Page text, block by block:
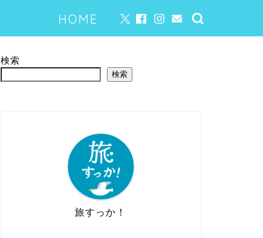
HOME
検索
検索
旅すっか！